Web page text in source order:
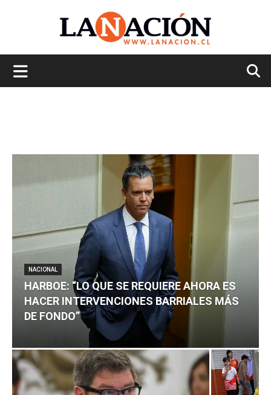
NACIONAL
HARBOE: “LO QUE SE REQUIERE AHORA ES
HACER INTERVENCIONES BARRIALES MÁS
DE FONDO”